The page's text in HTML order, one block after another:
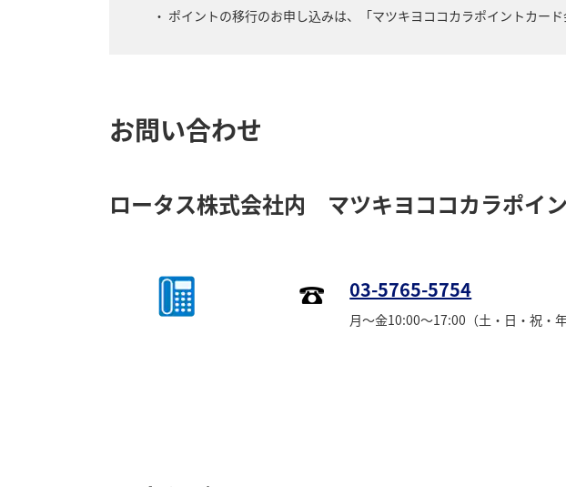
ポイントの移行のお申し込みは、「マツキヨココカラポイントカード
お問い合わせ
ロータス株式会社内 マツキヨココカラポイ
03-5765-5754
月～金10:00～17:00（土・日・祝・年